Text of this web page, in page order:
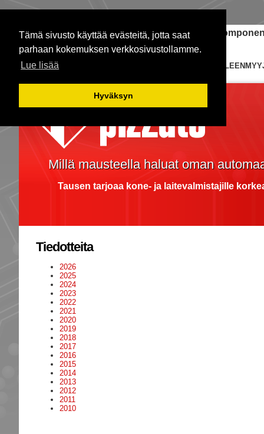
Tämä sivusto käyttää evästeitä, jotta saat
parhaan kokemuksen verkkosivustollamme.
Lue lisää
Hyväksyn
Janome-ompelukoneet Teollisuuden
ETUSIVU
Millä mausteella haluat oman
Tausen tarjoaa kone- ja laitevalmistajille
Tiedotteita
2026
2025
2024
2023
2022
2021
2020
2019
2018
2017
2016
2015
2014
2013
2012
2011
2010